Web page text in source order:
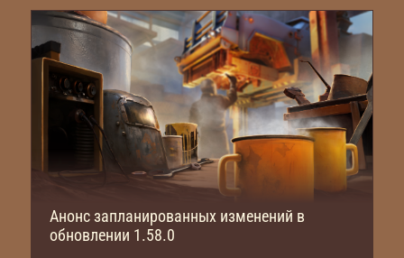
Анонс запланированных изменений в
обновлении 1.58.0